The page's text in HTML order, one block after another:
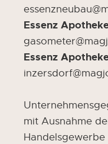
Essenz
Essenz
mit Ausnahme
Handelsgewerbe